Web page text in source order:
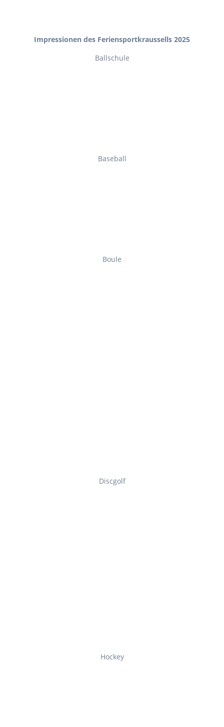
Impressionen des Feriensportkraussells 2025
Ballschule
Baseball
Boule
Discgolf
Hockey